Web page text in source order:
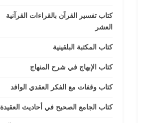
كتاب تفسير القرآن بالقراءات القرآنية
العشر
كتاب المكتبة البلقينية
كتاب الإبهاج في شرح المنهاج
كتاب وقفات مع الفكر العقدي الوافد
كتاب الجامع الصحيح في أحاديث العقيدة